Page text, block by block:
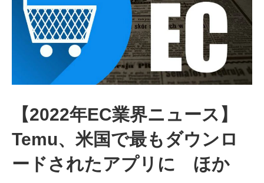
ニュース
コラム
事例
動画
trans-DXプロデューサー
【2022年EC業界ニュース】
Temu、米国で最もダウンロ
ードされたアプリに ほか